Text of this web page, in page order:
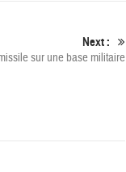
Next :
sur une base militaire